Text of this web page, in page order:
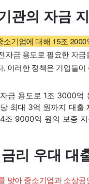
관의 자금
소기업에 대해 15조
자금 용도로 필요한 자
. 이러한 정책은 기업들
금 용도로 1조 3000억
최대 3억 원까지 대출
조 9000억 원의 보증 지
리 우대 대
맞아 중소기업과 소상